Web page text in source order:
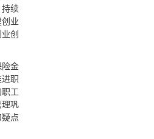
续
业
创
金
职
工
巩
点